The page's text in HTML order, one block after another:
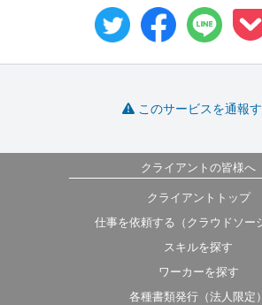
このサービスを通報
クライアントの皆様へ
クライアントトップ
仕事を依頼する（クラウドソー
スキルを探す
ワーカーを探す
各種書類発行（法人限定）